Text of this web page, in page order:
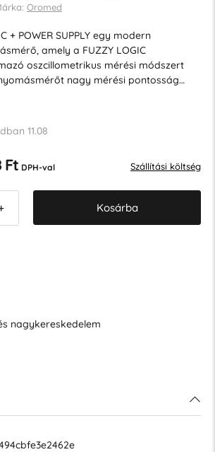
Oromed
+ POWER SUPPLY egy modern
amely a FUZZY LOGIC
oszcillometrikus mérési módszert
nagy mérési pontosság…
11.08
Ft DPH-val Szállítási költség
Kosárba
nagykereskedelem